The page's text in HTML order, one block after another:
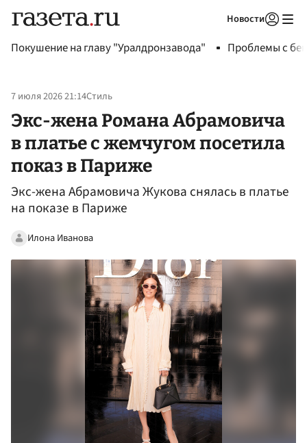
Новости
Покушение на главу "Уралдронзавода" Проблемы с
7 июля 2026 21:14Стиль
Экс-жена Романа Абрамовича
в платье с жемчугом посетила
показ в Париже
Экс-жена Абрамовича Жукова снялась в платье
на показе в Париже
Илона Иванова